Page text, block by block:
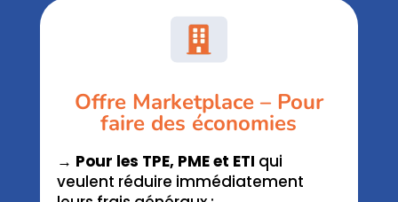
Offre Marketplace – Pour
faire des économies
→ Pour les TPE, PME et ETI qui
veulent réduire immédiatement